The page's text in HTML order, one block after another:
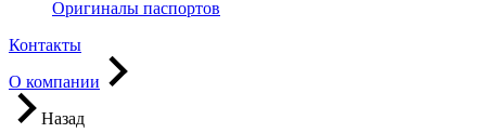
Оригиналы паспортов
Контакты
О компании
Назад